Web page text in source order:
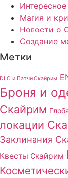
Магия и
Новости о
Создание
Метки
DLC и Патчи Скайрим
Броня и
Скайрим
локации
Заклинания
Квесты Скайрим